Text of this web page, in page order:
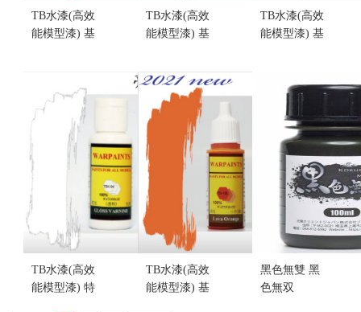
TB水漆(高效
能模型漆) 基
售價:190
TB水漆(高效
能模型漆) 基
煙燻黑 (消
光)(不挑盒
況)(售完缺
貨...
售價:0
TB水漆(高效
能模型漆) 基
光)(不挑盒
售價:190
TB水漆(高效
能模型漆) 特
TB水漆(高效
能模型漆) 基
黑色無雙 黑
色無双